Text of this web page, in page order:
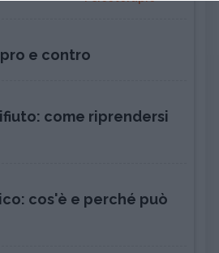
e contro
come riprendersi
cos'è e perché può